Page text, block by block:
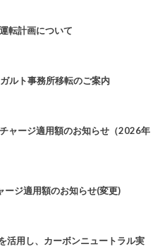
転計画について
ルト事務所移転のご案内
ャージ適用額のお知らせ（2026年
ジ適用額のお知らせ(変更)
活用し、カーボンニュートラル実